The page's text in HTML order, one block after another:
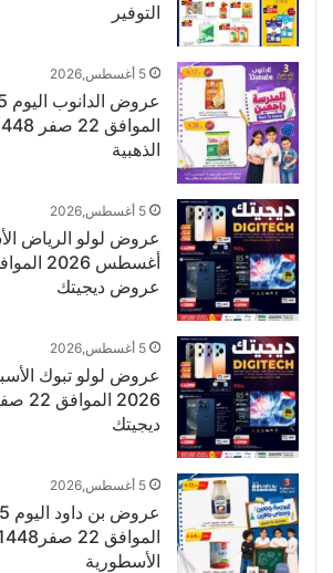
التوفير
5 أغسطس,2026
الذهبية
5 أغسطس,2026
عروض ديجيتك
5 أغسطس,2026
ديجيتك
5 أغسطس,2026
الأسطورية